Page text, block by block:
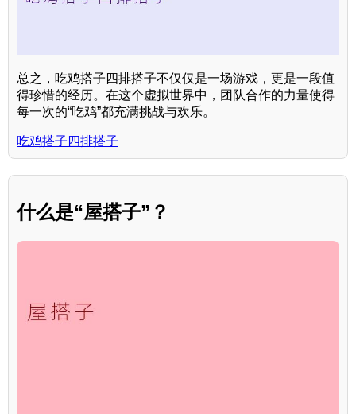
总之，吃鸡搭子四排搭子不仅仅是一场游戏，更是一段值
得珍惜的经历。在这个虚拟世界中，团队合作的力量使得
每一次的“吃鸡”都充满挑战与欢乐。
吃鸡搭子四排搭子
什么是“屋搭子”？